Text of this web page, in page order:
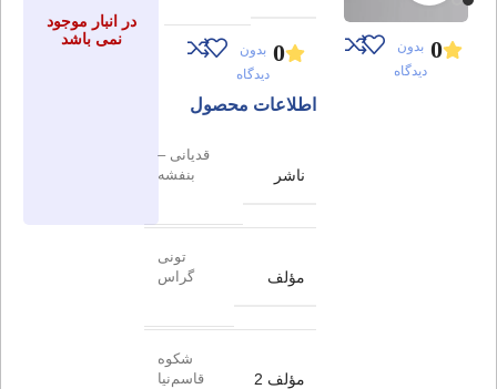
0 بدون
دیدگاه
0 بدون
دیدگاه
اطلاعات محصول
ناشر
قدیانی –
بنفشه
مؤلف
تونی
گراس
مؤلف 2
شکوه
قاسم‌نیا
در انبار موجود
نمی باشد